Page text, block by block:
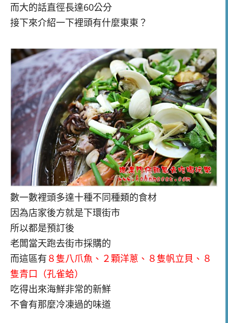
而大的話直徑長達60公分
接下來介紹一下裡頭有什麼東東？
數一數裡頭多達十種不同種類的食材
因為店家後方就是下環街市
所以都是預訂後
老闆當天跑去街市採購的
而這區有 ８隻八爪魚 、２顆洋蔥 、８隻帆立貝 、８
隻青口（孔雀蛤）
吃得出來海鮮非常的新鮮
不會有那麼冷凍過的味道